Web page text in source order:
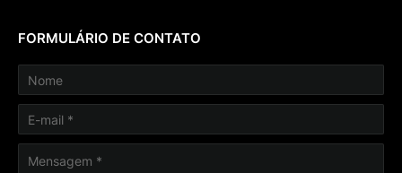
FORMULÁRIO DE CONTATO